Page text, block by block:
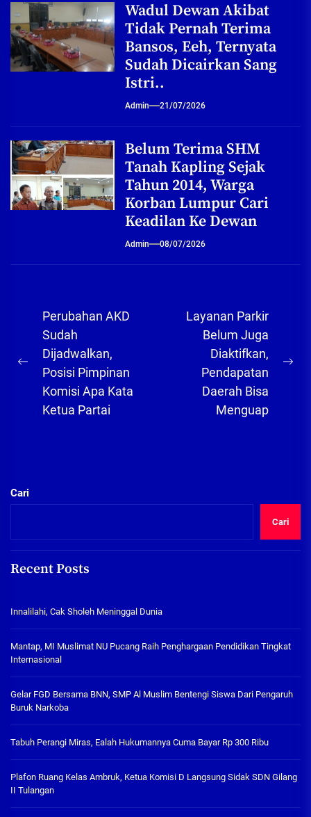
Wadul Dewan Akibat
Tidak Pernah Terima
Bansos, Eeh, Ternyata
Sudah Dicairkan Sang
Istri..
Admin 21/07/2026
Belum Terima SHM
Tanah Kapling Sejak
Tahun 2014, Warga
Korban Lumpur Cari
Keadilan Ke Dewan
Admin 08/07/2026
Navigasi
pos
Previous
post:
Perubahan AKD
Sudah
Dijadwalkan,
Posisi Pimpinan
Komisi Apa Kata
Ketua Partai
Layanan Parkir
Belum Juga
Diaktifkan,
Pendapatan
Daerah Bisa
Menguap
Cari
Cari
Recent Posts
Innalilahi, Cak Sholeh Meninggal Dunia
Mantap, MI Muslimat NU Pucang Raih Penghargaan Pendidikan Tingkat
Internasional
Gelar FGD Bersama BNN, SMP Al Muslim Bentengi Siswa Dari Pengaruh
Buruk Narkoba
Tabuh Perangi Miras, Ealah Hukumannya Cuma Bayar Rp 300 Ribu
Plafon Ruang Kelas Ambruk, Ketua Komisi D Langsung Sidak SDN Gilang
II Tulangan